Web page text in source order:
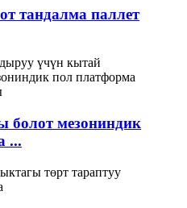
тандалма паллет
болот мезониндик
...